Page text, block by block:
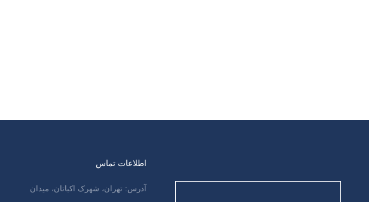
اطلاعات تماس
آدرس: تهران، شهرک اکباتان، میدان